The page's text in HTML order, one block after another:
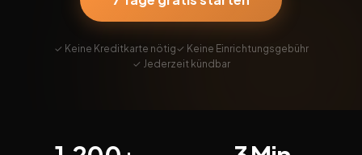
✓ Keine Kreditkarte nötig✓ Keine Einrichtungsgebühr
✓ Jederzeit kündbar